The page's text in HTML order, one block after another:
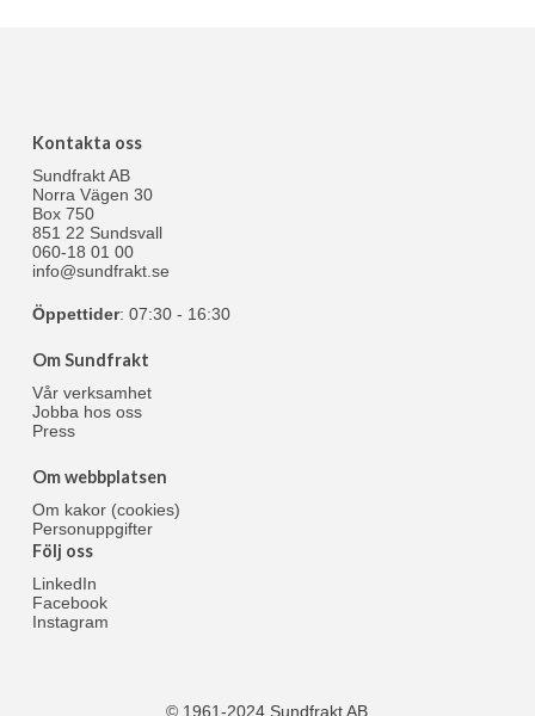
Kontakta oss
Sundfrakt AB
Norra Vägen 30
Box 750
851 22 Sundsvall
060-18 01 00
info@sundfrakt.se
Öppettider: 07:30 - 16:30
Om Sundfrakt
Vår verksamhet
Jobba hos oss
Press
Om webbplatsen
Om kakor (cookies)
Personuppgifter
Följ oss
LinkedIn
Facebook
Instagram
© 1961-2024 Sundfrakt AB